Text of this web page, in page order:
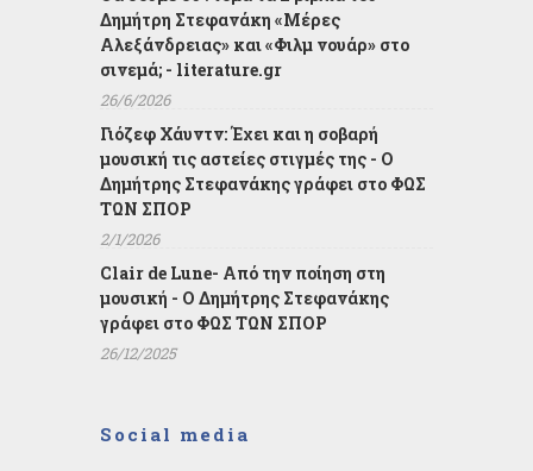
Δημήτρη Στεφανάκη «Μέρες
Αλεξάνδρειας» και «Φιλμ νουάρ» στο
σινεμά; - literature.gr
26/6/2026
Γιόζεφ Χάυντν: Έχει και η σοβαρή
μουσική τις αστείες στιγμές της - Ο
Δημήτρης Στεφανάκης γράφει στο ΦΩΣ
ΤΩΝ ΣΠΟΡ
2/1/2026
Clair de Lune- Από την ποίηση στη
μουσική - Ο Δημήτρης Στεφανάκης
γράφει στο ΦΩΣ ΤΩΝ ΣΠΟΡ
26/12/2025
Social media